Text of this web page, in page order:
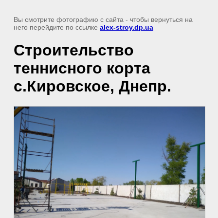
Вы смотрите фотографию с сайта - чтобы вернуться на
него перейдите по ссылке alex-stroy.dp.ua
Строительство
теннисного корта
с.Кировское, Днепр.